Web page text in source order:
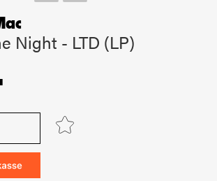
Night - LTD (LP)